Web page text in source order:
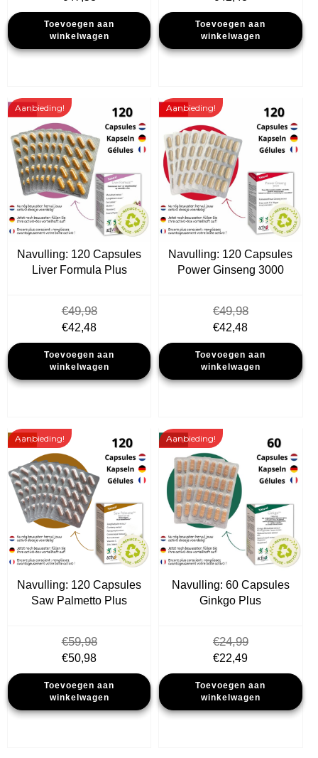
prijs
was:
€55,98.
prijs
is:
€47,58.
Toevoegen aan
winkelwagen
prijs
was:
€49,98.
prijs
is:
€42,48.
Toevoegen aan
winkelwagen
Navulling: 120 Capsules
Liver Formula Plus
€49,98
Oorspronkelijke
prijs
was:
€49,98.
€42,48Huidige
prijs
is:
€42,48.
Toevoegen aan
winkelwagen
Aanbieding!
Navulling: 120 Capsules
Power Ginseng 3000
€49,98
Oorspronkelijke
prijs
was:
€49,98.
€42,48Huidige
prijs
is:
€42,48.
Toevoegen aan
winkelwagen
Aanbieding!
Navulling: 120 Capsules
Saw Palmetto Plus
€59,98
Oorspronkelijke
prijs
was:
€59,98.
€50,98Huidige
prijs
is:
€50,98.
Toevoegen aan
winkelwagen
Aanbieding!
Navulling: 60 Capsules
Ginkgo Plus
€24,99
Oorspronkelijke
prijs
was:
€24,99.
€22,49Huidige
prijs
is:
€22,49.
Toevoegen aan
winkelwagen
Aanbieding!